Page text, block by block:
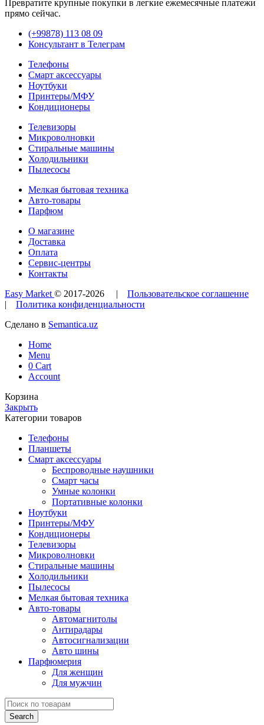
Превратите крупные покупки в легкие ежемесячные платежи
прямо сейчас.
(+99878) 113 08 09
Консультант в Телеграм
Телефоны
Смарт аксессуары
Ноутбуки
Принтеры/МФУ
Кондиционеры
Телевизоры
Микроволновки
Стиральные машины
Холодильники
Пылесосы
Мелкая бытовая техника
Авто-товары
Парфюм
О магазине
Доставка
Оплата
Сервис-центры
Контакты
Easy Market © 2017-2026 | Пользовательское соглашение
| Политика конфиденциальности
Сделано в Semantica.uz
Home
Menu
0 Cart
Account
Корзина
Закрыть
Категории товаров
Телефоны
Планшеты
Смарт аксессуары
Беспроводные наушники
Смарт часы
Умные колонки
Портативные колонки
Ноутбуки
Принтеры/МФУ
Кондиционеры
Телевизоры
Микроволновки
Стиральные машины
Холодильники
Пылесосы
Мелкая бытовая техника
Авто-товары
Автомагнитолы
Антирадары
Автосигнализации
Авто шины
Парфюмерия
Для женщин
Для мужчин
Search